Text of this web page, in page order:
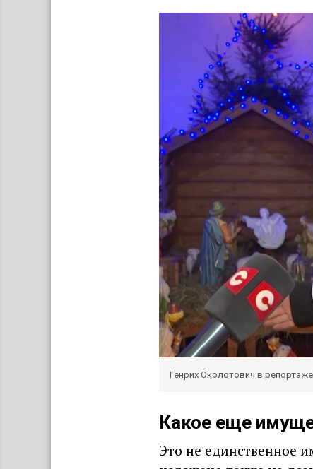
Генрих Околотович в
Какое еще
Это не единственное